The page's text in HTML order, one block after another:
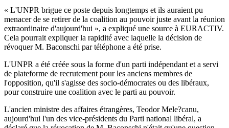
« L'UNPR brigue ce poste depuis longtemps et ils auraient pu
menacer de se retirer de la coalition au pouvoir juste avant la réunion
extraordinaire d'aujourd'hui », a expliqué une source à EURACTIV.
Cela pourrait expliquer la rapidité avec laquelle la décision de
révoquer M. Baconschi par téléphone a été prise.
L'UNPR a été créée sous la forme d'un parti indépendant et a servi
de plateforme de recrutement pour les anciens membres de
l'opposition, qu'il s'agisse des socio-démocrates ou des libéraux,
pour construire une coalition avec le parti au pouvoir.
L'ancien ministre des affaires étrangères, Teodor Mele?canu,
aujourd'hui l'un des vice-présidents du Parti national libéral, a